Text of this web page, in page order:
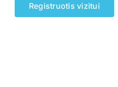
Registruotis vizitui